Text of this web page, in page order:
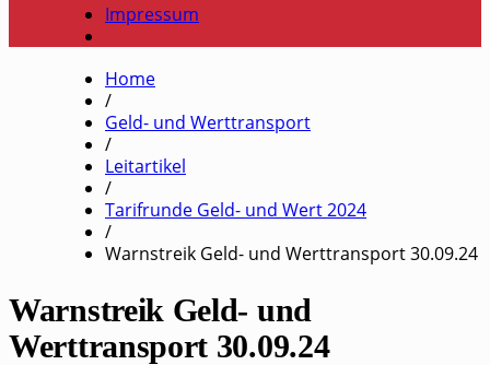
Impressum
Home
/
Geld- und Werttransport
/
Leitartikel
/
Tarifrunde Geld- und Wert 2024
/
Warnstreik Geld- und Werttransport 30.09.24
Warnstreik Geld- und
Werttransport 30.09.24